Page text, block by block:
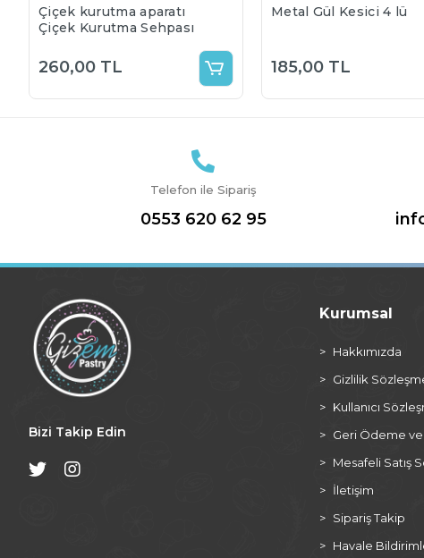
Çiçek kurutma aparatı
Çiçek Kurutma Sehpası
260,00 TL
Metal Gül Kesici 4 lü
185,00 TL
Telefon ile Sipariş
0553 620 62 95
Bizi Takip Edin
Kurumsal
Hakkımızda
Gizlilik
Kullanıcı
Geri Ödeme ve
Mesafeli Satış
İletişim
Sipariş Takip
Havale